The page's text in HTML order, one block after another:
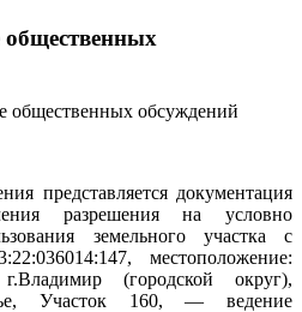
общественных обсуждений
представляется документация
разрешения на условно
земельного участка с
местоположение:
(городской округ),
Участок 160, — ведение